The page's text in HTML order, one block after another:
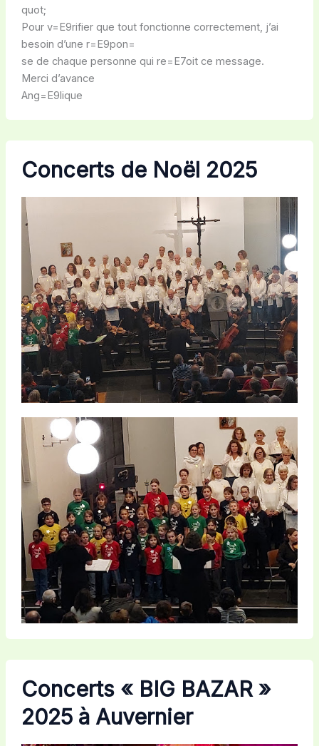
quot;
Pour v=E9rifier que tout fonctionne correctement, j’ai
besoin d’une r=E9pon=
se de chaque personne qui re=E7oit ce message.
Merci d’avance
Ang=E9lique
Concerts de Noël 2025
Concerts « BIG BAZAR »
2025 à Auvernier